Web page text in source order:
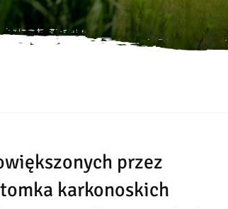
przez
karkonoskich